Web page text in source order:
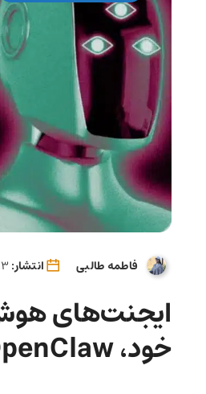
فاطمه طالبی انتشار:
ایجنت‌های
خود، OpenClaw، پشت سر ما حرف می‌زنند